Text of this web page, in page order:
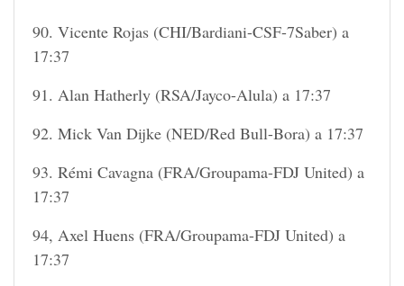
90. Vicente Rojas (CHI/Bardiani-CSF-7Saber) a
17:37
91. Alan Hatherly (RSA/Jayco-Alula) a 17:37
92. Mick Van Dijke (NED/Red Bull-Bora) a 17:37
93. Rémi Cavagna (FRA/Groupama-FDJ United) a
17:37
94, Axel Huens (FRA/Groupama-FDJ United) a
17:37